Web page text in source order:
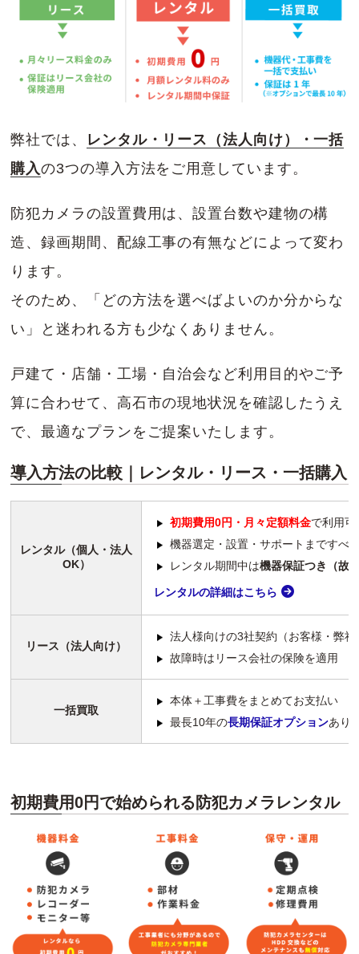
弊社では、
レンタル・リース（法人向け）・一括
購入の3つの導入方法をご用意しています。
防犯カメラの設置費用は、設置台数や建物の構
造、録画期間、配線工事の有無などによって変わ
ります。
そのため、「どの方法を選べばよいのか分からな
い」と迷われる方も少なくありません。
戸建て・店舗・工場・自治会など利用目的やご予
算に合わせて、高石市の現地状況を確認したうえ
で、最適なプランをご提案いたします。
導入方法の比較｜レンタル・リース・一括購入
レンタル（個人・法人
OK）
初期費用0円・月々定額料金で利用可
機器選定・設置・サポートまですべ
レンタル期間中は機器保証つき（故
レンタルの詳細はこちら
リース（法人向け）
法人様向けの3社契約（お客様・弊
故障時はリース会社の保険を適用
一括買取
本体＋工事費をまとめてお支払い
最長10年の長期保証オプションあり
初期費用0円で始められる防犯カメラレンタル